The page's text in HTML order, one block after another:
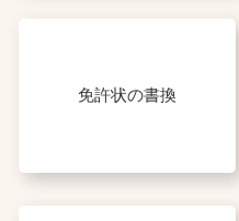
免許状の書換